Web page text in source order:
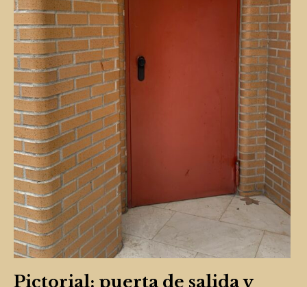
Pictorial: puerta de salida y